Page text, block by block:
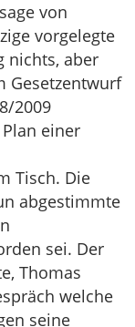
von
vorgelegte
nichts, aber
Gesetzentwurf
2009
einer
Tisch. Die
abgestimmte
sei. Der
Thomas
welche
seine